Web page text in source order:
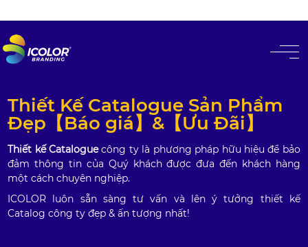
#
Thiết Kế Catalogue Sản Phẩm
Đẹp【Báo giá】&【Ưu Đãi】
Thiết kế Cataloguecông ty là phương pháp hữu hiệu để bảo
đảm thông tin của Quý khách được đưa đến khách hàng
một cách chuyên nghiệp.
ICOLOR luôn sẵn sàng tư vấn và lên ý tưởng thiết kế
Catalog công ty đẹp & ấn tượng nhất!